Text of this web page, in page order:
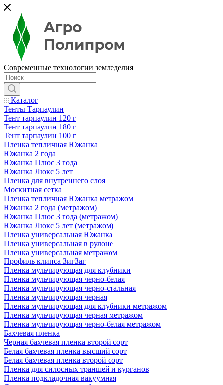
Современные технологии земледелия
Каталог
Тенты Тарпаулин
Тент тарпаулин 120 г
Тент тарпаулин 180 г
Тент тарпаулин 100 г
Пленка тепличная Южанка
Южанка 2 года
Южанка Плюс 3 года
Южанка Люкс 5 лет
Пленка для внутреннего слоя
Москитная сетка
Пленка тепличная Южанка метражом
Южанка 2 года (метражом)
Южанка Плюс 3 года (метражом)
Южанка Люкс 5 лет (метражом)
Пленка универсальная Южанка
Пленка универсальная в рулоне
Пленка универсальная метражом
Профиль клипса ЗигЗаг
Пленка мульчирующая для клубники
Пленка мульчирующая черно-белая
Пленка мульчирующая черно-стальная
Пленка мульчирующая черная
Пленка мульчирующая для клубники метражом
Пленка мульчирующая черная метражом
Пленка мульчирующая черно-белая метражом
Бахчевая пленка
Черная бахчевая пленка второй сорт
Белая бахчевая пленка высший сорт
Белая бахчевая пленка второй сорт
Пленка для силосных траншей и курганов
Пленка подкладочная вакуумная